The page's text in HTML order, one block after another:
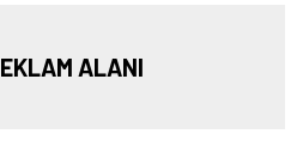
ALANI